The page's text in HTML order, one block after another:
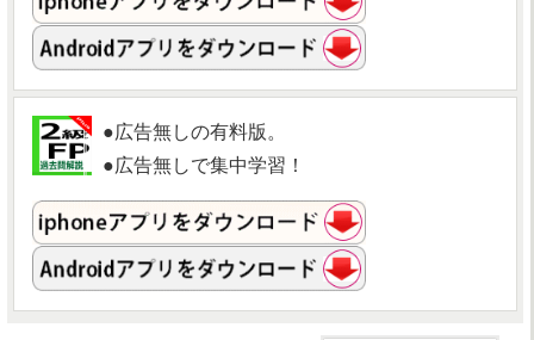
●広告無しの有料版。
●広告無しで集中学習！